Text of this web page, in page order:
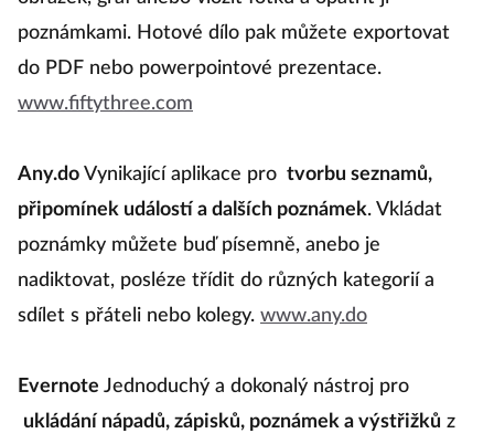
poznámkami. Hotové dílo pak můžete exportovat
do PDF nebo powerpointové prezentace.
www.fiftythree.com
Any.do Vynikající aplikace pro tvorbu seznamů,
připomínek událostí a dalších poznámek. Vkládat
poznámky můžete buď písemně, anebo je
nadiktovat, posléze třídit do různých kategorií a
sdílet s přáteli nebo kolegy. www.any.do
Evernote Jednoduchý a dokonalý nástroj pro
ukládání nápadů, zápisků, poznámek a výstřižků z